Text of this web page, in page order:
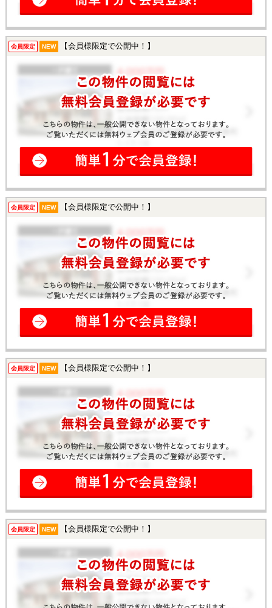
会員限定 NEW 【会員様限定で公開中！】
会員限定 NEW 【会員様限定で公開中！】
会員限定 NEW 【会員様限定で公開中！】
会員限定 NEW 【会員様限定で公開中！】